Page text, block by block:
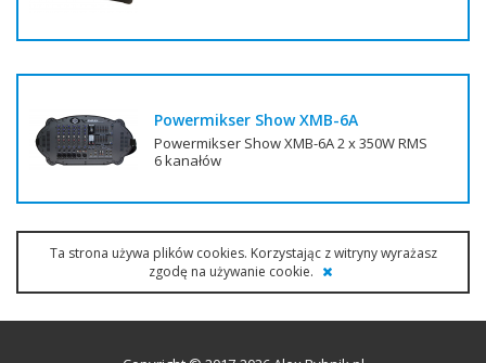
Powermikser Show XMB-6A
Powermikser Show XMB-6A 2 x 350W RMS
6 kanałów
Ta strona używa plików cookies. Korzystając z witryny wyrażasz
zgodę na używanie cookie.